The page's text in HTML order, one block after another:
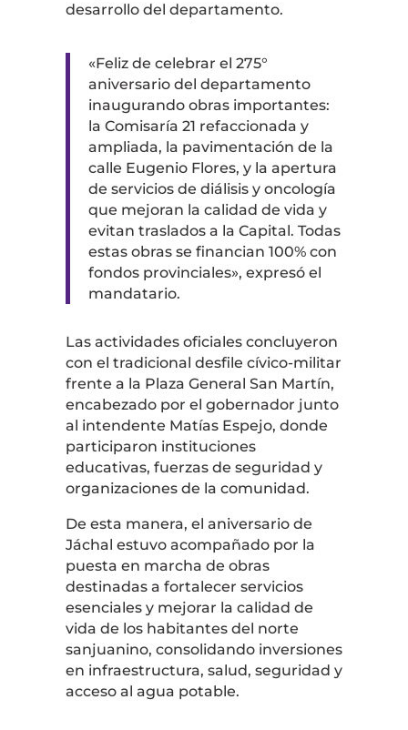
desarrollo del departamento.
«Feliz de celebrar el 275°
aniversario del departamento
inaugurando obras importantes:
la Comisaría 21 refaccionada y
ampliada, la pavimentación de la
calle Eugenio Flores, y la apertura
de servicios de diálisis y oncología
que mejoran la calidad de vida y
evitan traslados a la Capital. Todas
estas obras se financian 100% con
fondos provinciales», expresó el
mandatario.
Las actividades oficiales concluyeron
con el tradicional desfile cívico-militar
frente a la Plaza General San Martín,
encabezado por el gobernador junto
al intendente Matías Espejo, donde
participaron instituciones
educativas, fuerzas de seguridad y
organizaciones de la comunidad.
De esta manera, el aniversario de
Jáchal estuvo acompañado por la
puesta en marcha de obras
destinadas a fortalecer servicios
esenciales y mejorar la calidad de
vida de los habitantes del norte
sanjuanino, consolidando inversiones
en infraestructura, salud, seguridad y
acceso al agua potable.